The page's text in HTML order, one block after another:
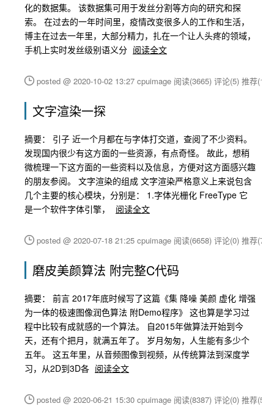
化的数据集。 该数据集可用于发丝分割等方向的研究和探
索。 在过去的一年时间里，疫情改变很多人的工作和生活，
博主在过去一年里，大部分精力，扎在一个让人头疼的领域，
手机上实时发丝级别语义分 阅读全文
posted @ 2020-10-02 13:27 cpuimage 阅读(3665) 评论(5) 推荐(1)
文字渲染一探
摘要： 引子 近一个月都在与字体打交道，查阅了不少资料。
发现国内很少有这方面的一些资源，有点奇怪。 故此，想稍
微梳理一下这方面的一些资料以及信息，方便对这方面感兴趣
的朋友参阅。 文字渲染的组成 文字渲染严格意义上来说包含
几个主要的核心模块，分别是： 1.字体光栅化 FreeType 它
是一个软件字体引擎，
阅读全文
posted @ 2020-07-18 21:25 cpuimage 阅读(6658) 评论(0) 推荐(7)
磨皮美颜算法 附完整C代码
摘要： 前言 2017年底时候写了这篇《集 降噪 美颜 虚化 增强
为一体的极速图像润色算法 附Demo程序》 这也算是学习过
程中比较有成就感的一个算法。 自2015年做算法开始到今
天，还有个把月，就满五年了。 岁月匆匆，人生能有多少个
五年。 这五年里，从音频图像到视频，从传统算法到深度学
习，从2D到3D各 阅读全文
posted @ 2020-06-21 15:30 cpuimage 阅读(8387) 评论(0) 推荐(5)